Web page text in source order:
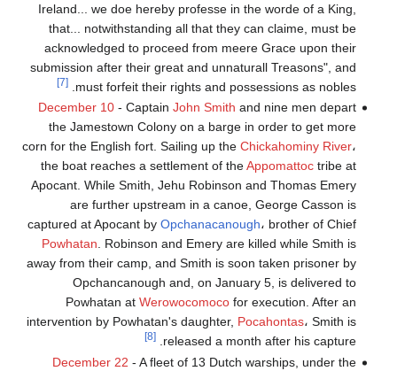
Ireland... we doe hereby professe in the worde of a King,
that... notwithstanding all that they can claime, must be
acknowledged to proceed from meere Grace upon their
submission after their great and unnaturall Treasons", and
must forfeit their rights and possessions as nobles.
[7]
December 10- Captain John Smith and nine men depart
the Jamestown Colony on a barge in order to get more
corn for the English fort. Sailing up the Chickahominy River،
the boat reaches a settlement of theAppomattoctribe at
Apocant. While Smith, Jehu Robinson and Thomas Emery
are further upstream in a canoe, George Casson is
captured at Apocant by Opchanacanough، brother of Chief
Powhatan. Robinson and Emery are killed while Smith is
away from their camp, and Smith is soon taken prisoner by
Opchancanough and, on January 5, is delivered to
Powhatan at Werowocomocofor execution. After an
intervention by Powhatan's daughter, Pocahontas، Smith is
released a month after his capture.
[8]
December 22 - A fleet of 13 Dutch warships, under the